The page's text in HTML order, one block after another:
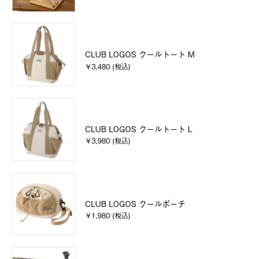
CLUB LOGOS クールトート M
￥3,480 (税込)
CLUB LOGOS クールトート L
￥3,980 (税込)
CLUB LOGOS クールポーチ
￥1,980 (税込)